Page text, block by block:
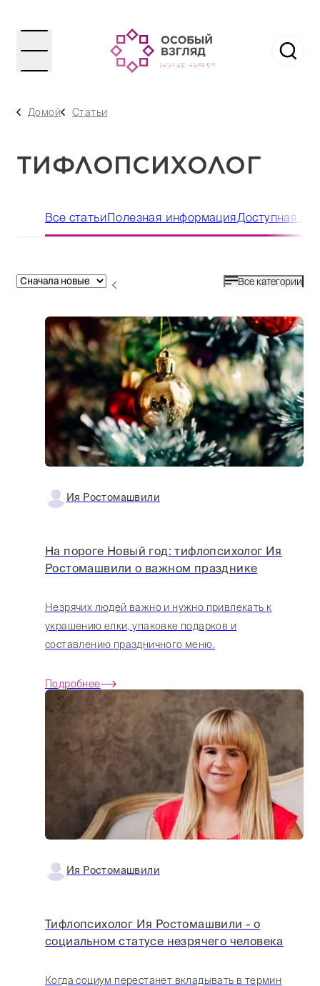
Домой Статьи
ТИФЛОПСИХОЛОГ
Все статьиПолезная информацияДоступная
Все категории
Ия Ростомашвили
На пороге Новый год: тифлопсихолог Ия
Ростомашвили о важном празднике
Незрячих людей важно и нужно привлекать к
украшению елки, упаковке подарков и
составлению праздничного меню.
Подробнее
Ия Ростомашвили
Тифлопсихолог Ия Ростомашвили - о
социальном статусе незрячего человека
Когда социум перестанет вкладывать в термин